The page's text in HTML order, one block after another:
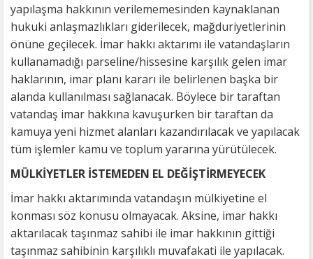
yapılaşma hakkının verilememesinden kaynaklanan
hukuki anlaşmazlıkları giderilecek, mağduriyetlerinin
önüne geçilecek. İmar hakkı aktarımı ile vatandaşların
kullanamadığı parseline/hissesine karşılık gelen imar
haklarının, imar planı kararı ile belirlenen başka bir
alanda kullanılması sağlanacak. Böylece bir taraftan
vatandaş imar hakkına kavuşurken bir taraftan da
kamuya yeni hizmet alanları kazandırılacak ve yapılacak
tüm işlemler kamu ve toplum yararına yürütülecek.
MÜLKİYETLER İSTEMEDEN EL DEĞİŞTİRMEYECEK
İmar hakkı aktarımında vatandaşın mülkiyetine el
konması söz konusu olmayacak. Aksine, imar hakkı
aktarılacak taşınmaz sahibi ile imar hakkının gittiği
taşınmaz sahibinin karşılıklı muvafakati ile yapılacak.